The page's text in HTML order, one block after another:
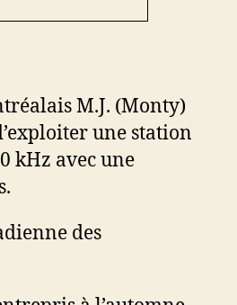
M.J. (Monty)
une station
kHz avec une
des